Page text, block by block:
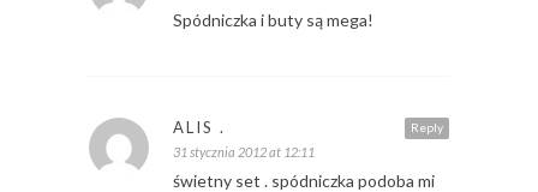
Spódniczka i buty są mega!
Reply
ALIS .
31 stycznia 2012 at 12:11
świetny set . spódniczka podoba mi